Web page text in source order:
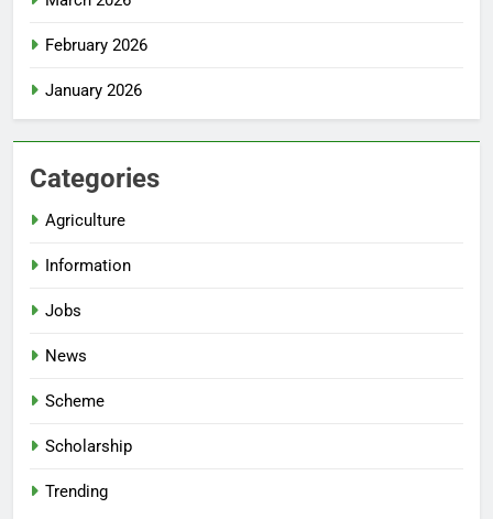
February 2026
January 2026
Categories
Agriculture
Information
Jobs
News
Scheme
Scholarship
Trending